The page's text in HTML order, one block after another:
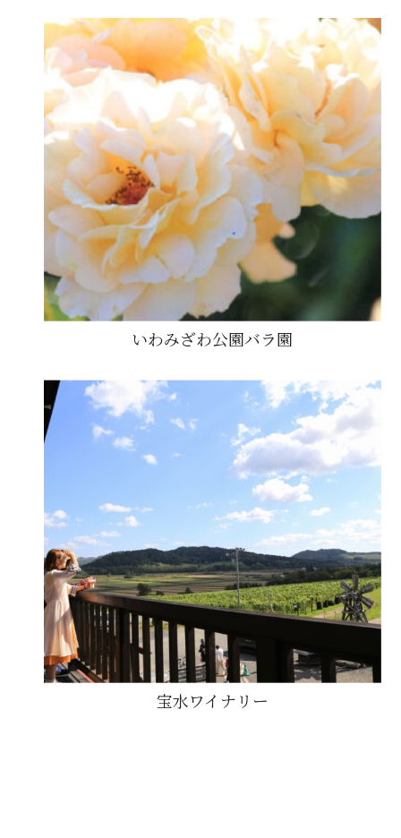
いわみざわ公園バラ園
宝水ワイナリー